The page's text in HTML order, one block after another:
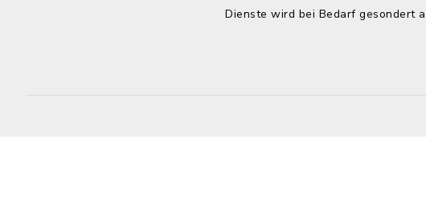
Dienste wird bei Bedarf gesondert